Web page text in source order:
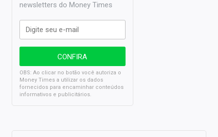
newsletters do Money Times
OBS: Ao clicar no botão você autoriza o
Money Times a utilizar os dados
fornecidos para encaminhar conteúdos
informativos e publicitários.